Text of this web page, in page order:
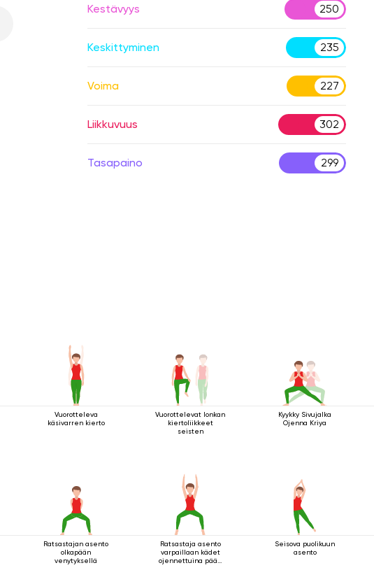
Kestävyys 250
Keskittyminen 235
Voima 227
Liikkuvuus 302
Tasapaino 299
Vuorotteleva
käsivarren kierto
Vuorottelevat lonkan
kiertoliikkeet
seisten
Kyykky Sivujalka
Ojenna Kriya
Ratsastajan asento
olkapään
venytyksellä
Ratsastaja asento
varpaillaan kädet
ojennettuina pään
Seisova puolikuun
asento